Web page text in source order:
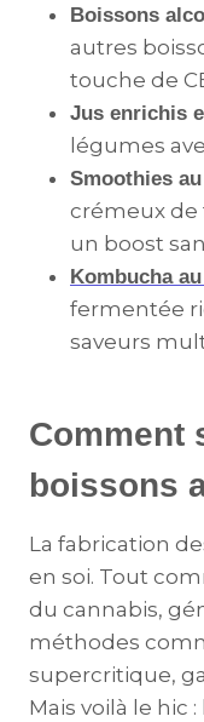
Boissons
autres
touche de
Jus enrichis
légumes
Smoothies
crémeux de
un boost
Kombucha
fermentée
saveurs
Comment
boissons
La fabrication
en soi. Tout
du cannabis,
méthodes
supercritique,
Mais voilà le hic